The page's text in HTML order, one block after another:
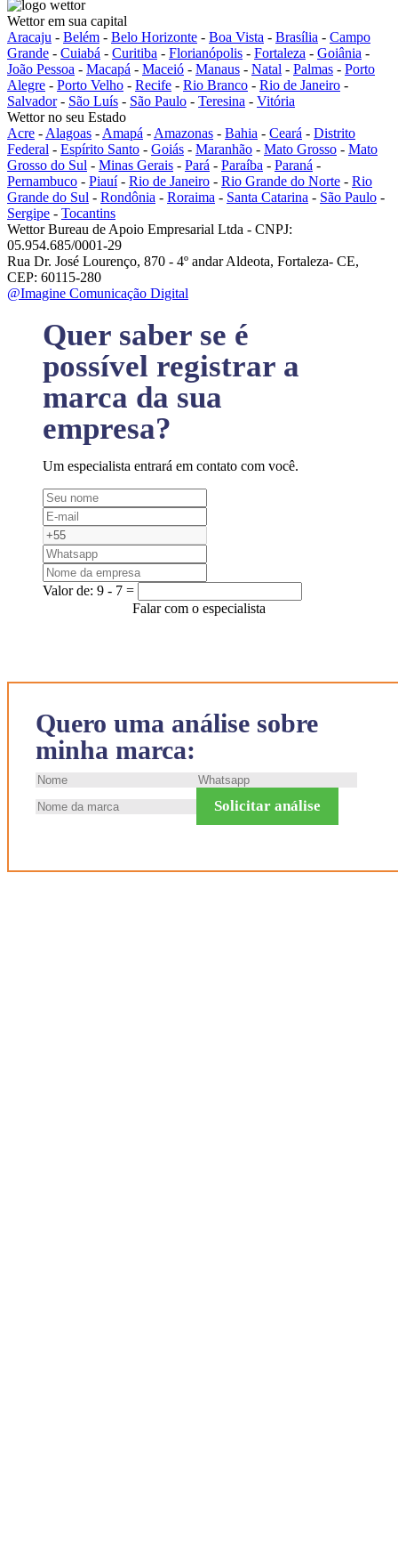
Quero uma análise sobre
minha marca:
Solicitar análise
Wettor em sua capital
Aracaju - Belém - Belo Horizonte - Boa Vista - Brasília - Campo
Grande - Cuiabá - Curitiba - Florianópolis - Fortaleza - Goiânia -
João Pessoa - Macapá - Maceió - Manaus - Natal - Palmas - Porto
Alegre - Porto Velho - Recife - Rio Branco - Rio de Janeiro -
Salvador- São Luís - São Paulo - Teresina - Vitória
Wettor no seu Estado
Acre - Alagoas - Amapá - Amazonas - Bahia - Ceará - Distrito
Federal - Espírito Santo - Goiás - Maranhão - Mato Grosso - Mato
Grosso do Sul - Minas Gerais - Pará - Paraíba - Paraná -
Pernambuco - Piauí- Rio de Janeiro - Rio Grande do Norte - Rio
Grande do Sul - Rondônia - Roraima - Santa Catarina - São Paulo -
Sergipe - Tocantins
Wettor Bureau de Apoio Empresarial Ltda - CNPJ:
05.954.685/0001-29
Rua Dr. José Lourenço, 870 - 4º andar Aldeota, Fortaleza- CE,
CEP: 60115-280
@Imagine Comunicação Digital
Quer saber se é
possível registrar a
marca da sua
empresa?
Um especialista entrará em contato com você.
Valor de: 9 - 7 =
Falar com o especialista